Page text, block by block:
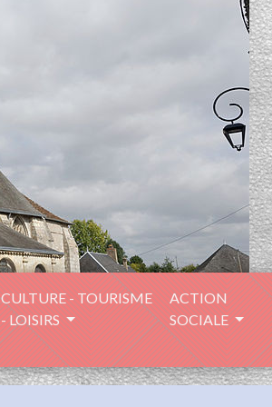
CULTURE - TOURISME
- LOISIRS
ACTION
SOCIALE